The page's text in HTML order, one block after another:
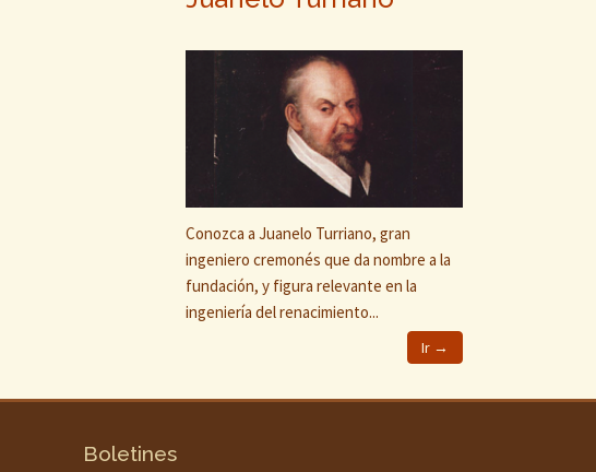
Conozca a Juanelo Turriano, gran
ingeniero cremonés que da nombre a la
fundación, y figura relevante en la
ingeniería del renacimiento...
Ir →
Boletines